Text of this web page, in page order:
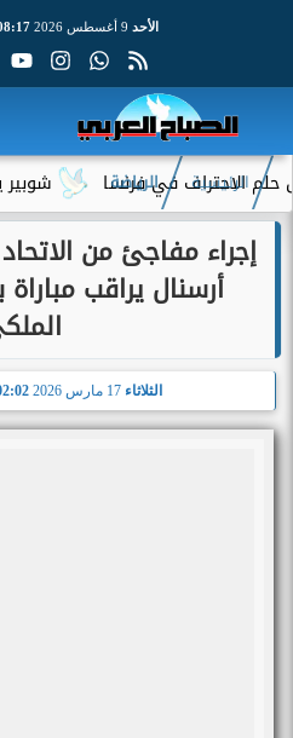
الأحد 08:17
شوبير يكشف في فرنسا
الرئيسية الرياضة
إجراء مفاجئ من
أرسنال يراقب
الثلاثاء 17 مارس 2026 02:02